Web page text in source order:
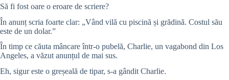
Să fi fost oare o eroare de scriere?
În anunț scria foarte clar: „Vând vilă cu piscină și grădină. Costul său
este de un dolar.”
În timp ce căuta mâncare într-o pubelă, Charlie, un vagabond din Los
Angeles, a văzut anunțul de mai sus.
Eh, sigur este o greșeală de tipar, s-a gândit Charlie.